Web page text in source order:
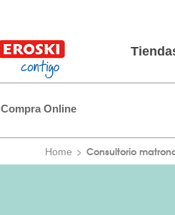
Compra Online
Home Consultorio